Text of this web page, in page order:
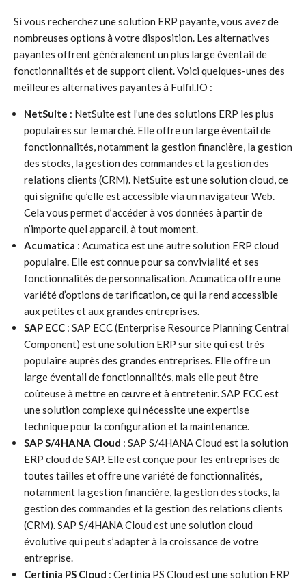
Si vous recherchez une solution ERP payante, vous avez de
nombreuses options à votre disposition. Les alternatives
payantes offrent généralement un plus large éventail de
fonctionnalités et de support client. Voici quelques-unes des
meilleures alternatives payantes à Fulfil.IO :
NetSuite : NetSuite est l’une des solutions ERP les plus
populaires sur le marché. Elle offre un large éventail de
fonctionnalités, notamment la gestion financière, la gestion
des stocks, la gestion des commandes et la gestion des
relations clients (CRM). NetSuite est une solution cloud, ce
qui signifie qu’elle est accessible via un navigateur Web.
Cela vous permet d’accéder à vos données à partir de
n’importe quel appareil, à tout moment.
Acumatica : Acumatica est une autre solution ERP cloud
populaire. Elle est connue pour sa convivialité et ses
fonctionnalités de personnalisation. Acumatica offre une
variété d’options de tarification, ce qui la rend accessible
aux petites et aux grandes entreprises.
SAP ECC : SAP ECC (Enterprise Resource Planning Central
Component) est une solution ERP sur site qui est très
populaire auprès des grandes entreprises. Elle offre un
large éventail de fonctionnalités, mais elle peut être
coûteuse à mettre en œuvre et à entretenir. SAP ECC est
une solution complexe qui nécessite une expertise
technique pour la configuration et la maintenance.
SAP S/4HANA Cloud : SAP S/4HANA Cloud est la solution
ERP cloud de SAP. Elle est conçue pour les entreprises de
toutes tailles et offre une variété de fonctionnalités,
notamment la gestion financière, la gestion des stocks, la
gestion des commandes et la gestion des relations clients
(CRM). SAP S/4HANA Cloud est une solution cloud
évolutive qui peut s’adapter à la croissance de votre
entreprise.
Certinia PS Cloud : Certinia PS Cloud est une solution ERP